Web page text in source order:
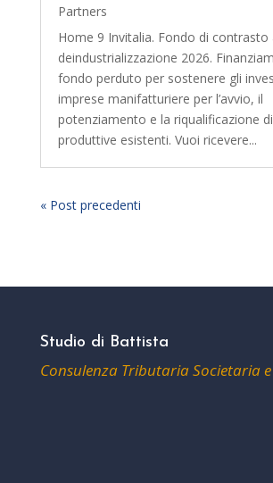
Partners
Home 9 Invitalia. Fondo di contrasto
deindustrializzazione 2026.
fondo perduto per sostenere gli
imprese manifatturiere per l’avvio, il
potenziamento e la riqualificazione
produttive esistenti. Vuoi ricevere...
« Post precedenti
Studio di Battista
Consulenza Tributaria Societaria